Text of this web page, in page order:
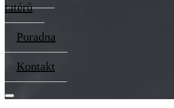
tatérů
Poradna
Kontakt